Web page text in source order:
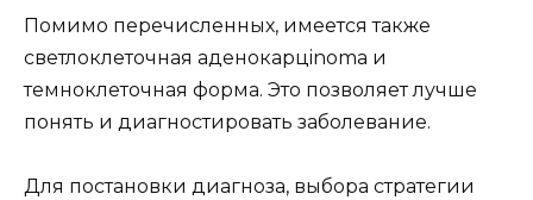
Помимо перечисленных, имеется также
светлоклеточная аденокарцinoma и
темноклеточная форма. Это позволяет лучше
понять и диагностировать заболевание.
Для постановки диагноза, выбора стратегии